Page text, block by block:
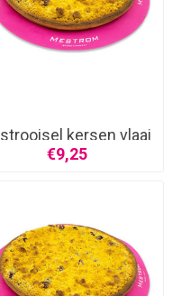
strooisel kersen vlaai
half
€9,25